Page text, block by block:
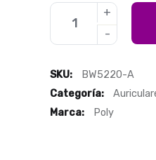
SKU:
BW5220-A
Categoría:
Marca:
Poly